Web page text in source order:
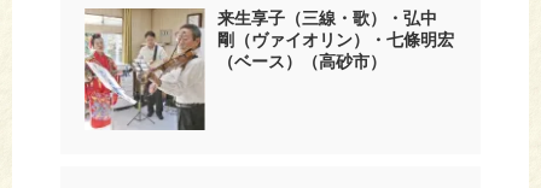
来生享子（三線・歌）・弘中
剛（ヴァイオリン）・七條明宏
（ベース）（高砂市）